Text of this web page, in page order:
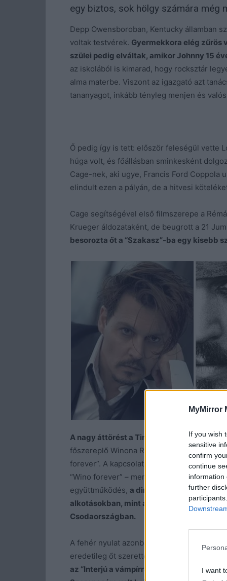
MyMirror
If you wish
sensitive
confirm
continue
information
further
I want
egy biztos, sok hölgy számára még
Depp Owensboroban, Kentucky államban
voltak testvérek. Gyermekkora elég zűrös
szülei pedig elváltak, amikor Johnny 15
az iskolából is kimarad, hogy rocksztár
alma materbe. Viszont az igazgató azt
tananyagot, inkább tényleg menjen és
Ő pedig így is tett: először feleségül vette
húga volt, és főállásban sminkesként
Cage-nek, aki ugye, Francis Ford Coppola
elindult ezen a pályán, de a hitvesi
Cage segítségével első filmszerepe a
Krueger áldozataként, de beugrott a 21
besorozta őt a “Szakasz”-ba egy kisebb
A nagy áttörést a Tim Burton által
főszereplő Winona Ryderrer is összejött,
forever”. A kapcsolat viszont nem tartott
“Wino forever” – mert hát borban az
együttműködés, a direktor összesen
alkotásokban, mint az Ed Wood, a
Csodaországban.
A fehér nyulat azonban nem követte
eredetileg őt szerették volna a Mátrix
az “Interjú a vámpírral”, a “Féktelenül”